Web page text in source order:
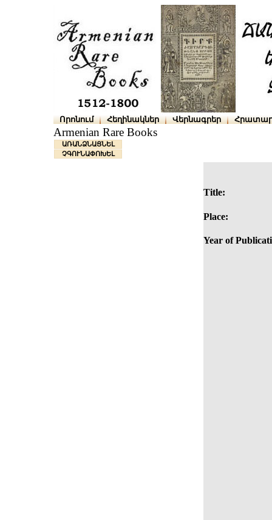
Որոնում Հեղինակներ Վերնագրեր
Armenian Rare Books
ԱՌԱՆՁՆԱՑՆԵԼ
ՉԳՈՒՆԱՓՈԽԵԼ
Title:
Place:
Year of